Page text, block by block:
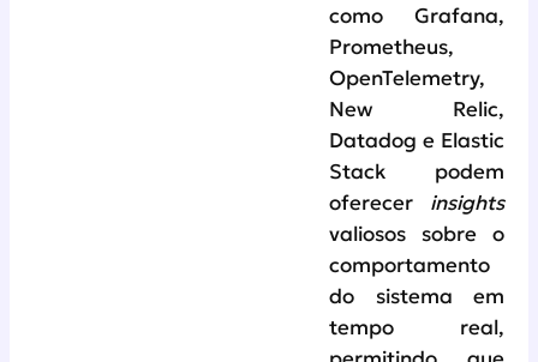
como Grafana,
Prometheus,
OpenTelemetry,
New Relic,
Datadog e Elastic
Stack podem
oferecer insights
valiosos sobre o
comportamento
do sistema em
tempo real,